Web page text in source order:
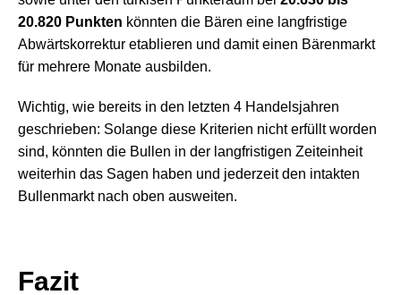
20.820 Punkten könnten die Bären eine langfristige
Abwärtskorrektur etablieren und damit einen Bärenmarkt
für mehrere Monate ausbilden.
Wichtig, wie bereits in den letzten 4 Handelsjahren
geschrieben: Solange diese Kriterien nicht erfüllt worden
sind, könnten die Bullen in der langfristigen Zeiteinheit
weiterhin das Sagen haben und jederzeit den intakten
Bullenmarkt nach oben ausweiten.
Fazit